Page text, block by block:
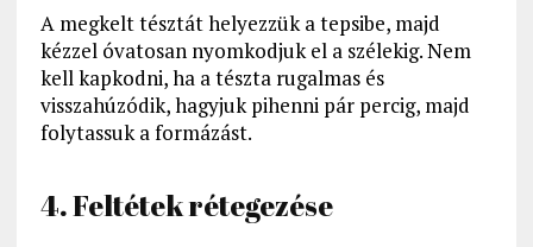
A megkelt tésztát helyezzük a tepsibe, majd
kézzel óvatosan nyomkodjuk el a szélekig. Nem
kell kapkodni, ha a tészta rugalmas és
visszahúzódik, hagyjuk pihenni pár percig, majd
folytassuk a formázást.
4. Feltétek rétegezése